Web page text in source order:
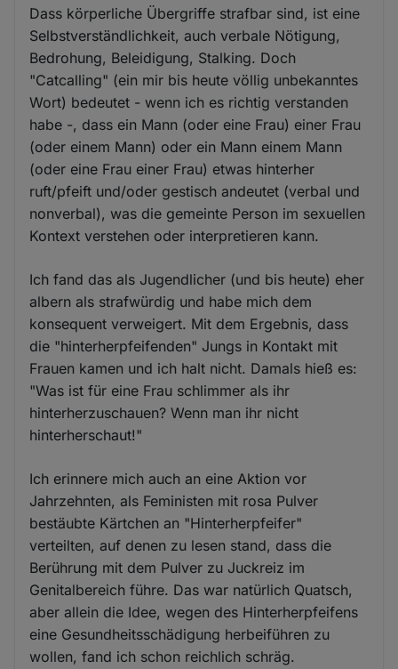
Dass körperliche Übergriffe strafbar sind, ist eine
Selbstverständlichkeit, auch verbale Nötigung,
Bedrohung, Beleidigung, Stalking. Doch
"Catcalling" (ein mir bis heute völlig unbekanntes
Wort) bedeutet - wenn ich es richtig verstanden
habe -, dass ein Mann (oder eine Frau) einer Frau
(oder einem Mann) oder ein Mann einem Mann
(oder eine Frau einer Frau) etwas hinterher
ruft/pfeift und/oder gestisch andeutet (verbal und
nonverbal), was die gemeinte Person im sexuellen
Kontext verstehen oder interpretieren kann.
Ich fand das als Jugendlicher (und bis heute) eher
albern als strafwürdig und habe mich dem
konsequent verweigert. Mit dem Ergebnis, dass
die "hinterherpfeifenden" Jungs in Kontakt mit
Frauen kamen und ich halt nicht. Damals hieß es:
"Was ist für eine Frau schlimmer als ihr
hinterherzuschauen? Wenn man ihr nicht
hinterherschaut!"
Ich erinnere mich auch an eine Aktion vor
Jahrzehnten, als Feministen mit rosa Pulver
bestäubte Kärtchen an "Hinterherpfeifer"
verteilten, auf denen zu lesen stand, dass die
Berührung mit dem Pulver zu Juckreiz im
Genitalbereich führe. Das war natürlich Quatsch,
aber allein die Idee, wegen des Hinterherpfeifens
eine Gesundheitsschädigung herbeiführen zu
wollen, fand ich schon reichlich schräg.